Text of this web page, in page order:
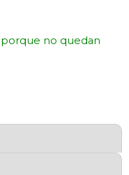
no quedan